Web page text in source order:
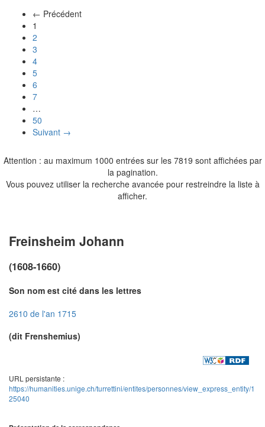
← Précédent
1
2
3
4
5
6
7
…
50
Suivant →
Attention : au maximum 1000 entrées sur les 7819 sont affichées par
la pagination.
Vous pouvez utiliser la recherche avancée pour restreindre la liste à
afficher.
Freinsheim Johann
(1608-1660)
Son nom est cité dans les lettres
2610 de l'an 1715
(dit Frenshemius)
URL persistante :
https://humanities.unige.ch/turrettini/entites/personnes/view_express_entity/1
25040